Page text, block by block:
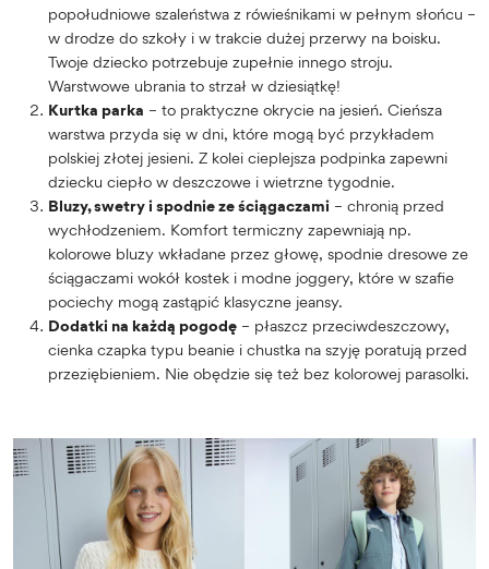
popołudniowe szaleństwa z rówieśnikami w pełnym słońcu –
w drodze do szkoły i w trakcie dużej przerwy na boisku.
Twoje dziecko potrzebuje zupełnie innego stroju.
Warstwowe ubrania to strzał w dziesiątkę!
Kurtka parka – to praktyczne okrycie na jesień. Cieńsza
warstwa przyda się w dni, które mogą być przykładem
polskiej złotej jesieni. Z kolei cieplejsza podpinka zapewni
dziecku ciepło w deszczowe i wietrzne tygodnie.
Bluzy, swetry i spodnie ze ściągaczami – chronią przed
wychłodzeniem. Komfort termiczny zapewniają np.
kolorowe bluzy wkładane przez głowę, spodnie dresowe ze
ściągaczami wokół kostek i modne joggery, które w szafie
pociechy mogą zastąpić klasyczne jeansy.
Dodatki na każdą pogodę – płaszcz przeciwdeszczowy,
cienka czapka typu beanie i chustka na szyję poratują przed
przeziębieniem. Nie obędzie się też bez kolorowej parasolki.